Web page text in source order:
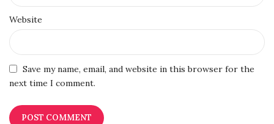
Website
Save my name, email, and website in this browser for the
next time I comment.